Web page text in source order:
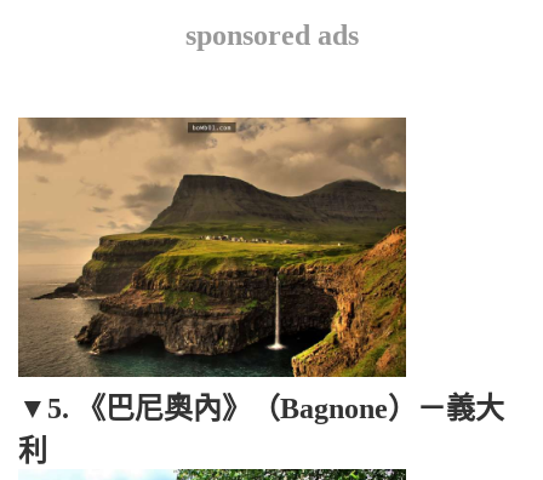
sponsored ads
▼5. 《巴尼奧內》（Bagnone）－義大
利